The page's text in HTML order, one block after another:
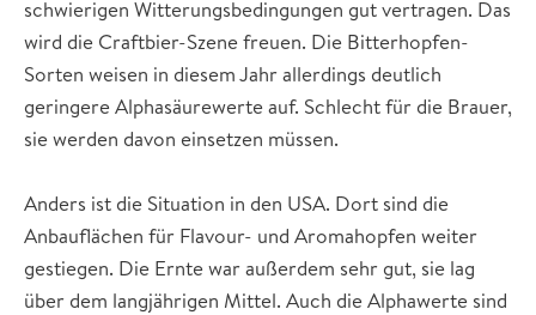
schwierigen Witterungsbedingungen gut vertragen. Das
wird die Craftbier-Szene freuen. Die Bitterhopfen-
Sorten weisen in diesem Jahr allerdings deutlich
geringere Alphasäurewerte auf. Schlecht für die Brauer,
sie werden davon einsetzen müssen.
Anders ist die Situation in den USA. Dort sind die
Anbauflächen für Flavour- und Aromahopfen weiter
gestiegen. Die Ernte war außerdem sehr gut, sie lag
über dem langjährigen Mittel. Auch die Alphawerte sind